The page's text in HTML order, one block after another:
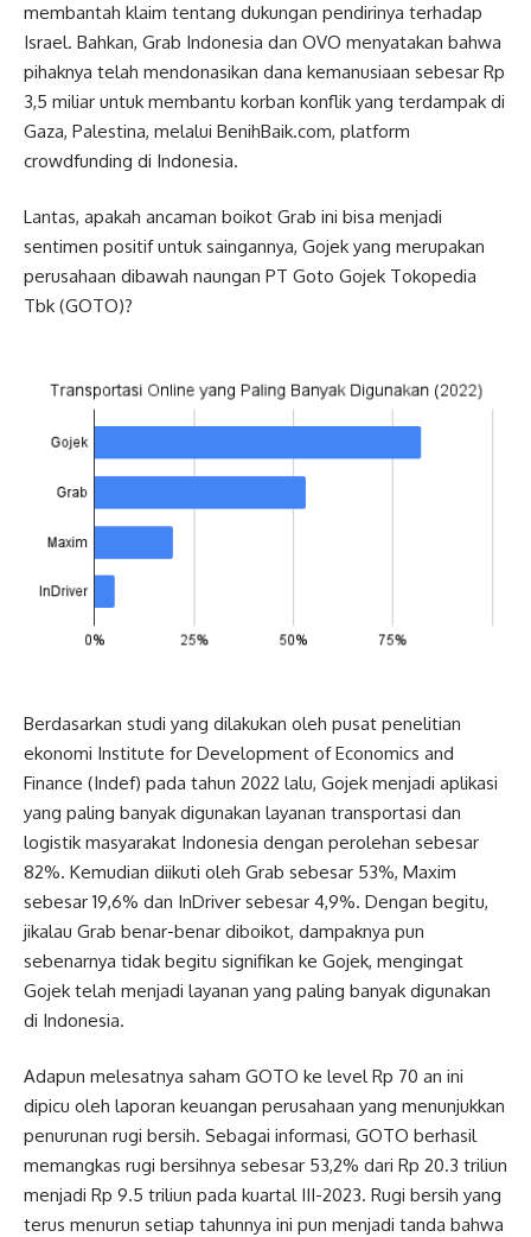
membantah klaim tentang dukungan pendirinya terhadap
Israel. Bahkan, Grab Indonesia dan OVO menyatakan bahwa
pihaknya telah mendonasikan dana kemanusiaan sebesar Rp
3,5 miliar untuk membantu korban konflik yang terdampak di
Gaza, Palestina, melalui BenihBaik.com, platform
crowdfunding di Indonesia.
Lantas, apakah ancaman boikot Grab ini bisa menjadi
sentimen positif untuk saingannya, Gojek yang merupakan
perusahaan dibawah naungan PT Goto Gojek Tokopedia
Tbk (GOTO)?
Berdasarkan studi yang dilakukan oleh pusat penelitian
ekonomi Institute for Development of Economics and
Finance (Indef) pada tahun 2022 lalu, Gojek menjadi aplikasi
yang paling banyak digunakan layanan transportasi dan
logistik masyarakat Indonesia dengan perolehan sebesar
82%. Kemudian diikuti oleh Grab sebesar 53%, Maxim
sebesar 19,6% dan InDriver sebesar 4,9%. Dengan begitu,
jikalau Grab benar-benar diboikot, dampaknya pun
sebenarnya tidak begitu signifikan ke Gojek, mengingat
Gojek telah menjadi layanan yang paling banyak digunakan
di Indonesia.
Adapun melesatnya saham GOTO ke level Rp 70 an ini
dipicu oleh laporan keuangan perusahaan yang menunjukkan
penurunan rugi bersih. Sebagai informasi, GOTO berhasil
memangkas rugi bersihnya sebesar 53,2% dari Rp 20.3 triliun
menjadi Rp 9.5 triliun pada kuartal III-2023. Rugi bersih yang
terus menurun setiap tahunnya ini pun menjadi tanda bahwa